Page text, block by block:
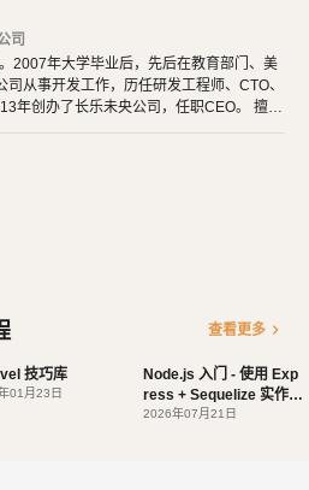
框架搭建 Web 应用程序，并了
ORM 的基本用法，以及如何在
操作。
API 开发模式，包括增删改查、分
实例，将所学知识应用到实践中，加深
掌握。
，从最基础的概念开始，循序渐进地学
和项目实践，帮助学生将理论知识转化
司
2007年大学毕业后，先后在教育部门、美
司从事开发工作，历任研发工程师、CTO、
创办了长乐未央公司，任职CEO。 擅长
和机器人都有深厚的
非常快乐，能创造梦想中的产品是一件非常
喜爱阅读，尤其是历史相关的书籍。喜欢音
查看更多 chevron_right
技巧库
01月23日
Node.js 入门 - 使用 Exp
ress + Sequelize 实作 A
PI
2026年07月21日